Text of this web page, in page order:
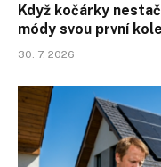
Když kočárky
módy svou první
30. 7. 2026